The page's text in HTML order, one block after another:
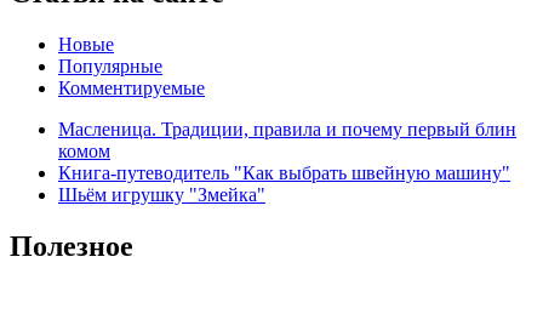
Новые
Популярные
Комментируемые
Масленица. Традиции, правила и почему первый блин
комом
Книга-путеводитель "Как выбрать швейную машину"
Шьём игрушку "Змейка"
Полезное